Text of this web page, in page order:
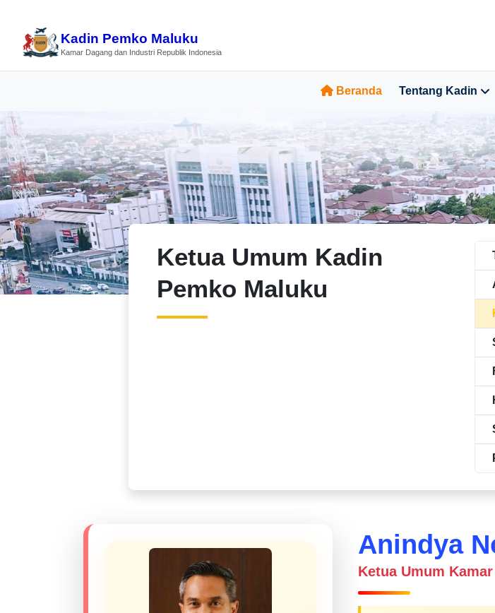
Kadin Pemko Maluku
Kamar Dagang dan Industri Republik Indonesia
Beranda Tentang Kadin
Ketua Umum Kadin
Pemko Maluku
Anindya
Ketua Umum